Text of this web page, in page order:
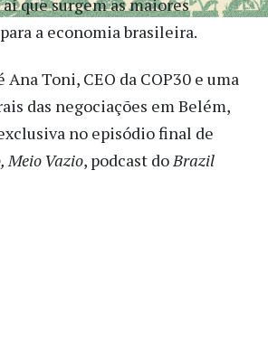
que surgem as maiores
a economia brasileira.
Ana Toni, CEO da COP30 e uma
das negociações em Belém,
no episódio final de
Meio Vazio, podcast doBrazil